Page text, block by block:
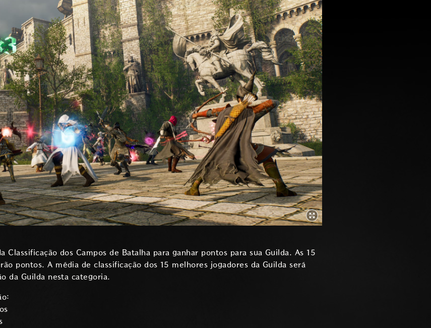
Classificação dos Campos de Batalha para ganhar pontos para sua Guilda. As 15
pontos. A média de classificação dos 15 melhores jogadores da Guilda será
da Guilda nesta categoria.